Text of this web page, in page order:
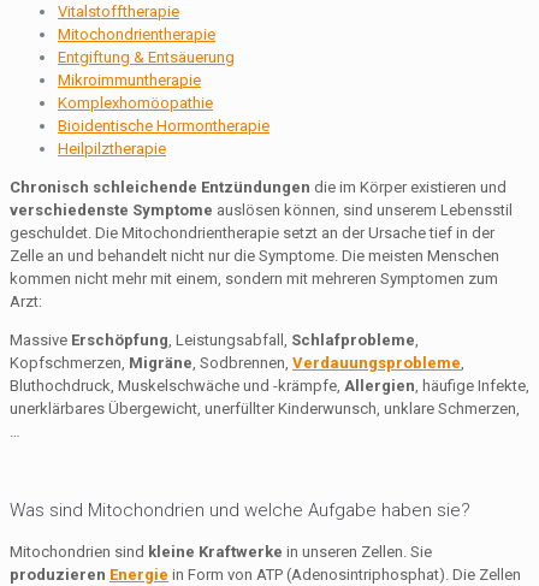
Vitalstofftherapie
Mitochondrientherapie
Entgiftung & Entsäuerung
Mikroimmuntherapie
Komplexhomöopathie
Bioidentische Hormontherapie
Heilpilztherapie
Chronisch schleichende Entzündungen die im Körper existieren und
verschiedenste Symptome auslösen können, sind unserem Lebensstil
geschuldet. Die Mitochondrientherapie setzt an der Ursache tief in der
Zelle an und behandelt nicht nur die Symptome. Die meisten Menschen
kommen nicht mehr mit einem, sondern mit mehreren Symptomen zum
Arzt:
Massive Erschöpfung , Leistungsabfall, Schlafprobleme
Kopfschmerzen, Migräne , Sodbrennen, Verdauungsprobleme
Bluthochdruck, Muskelschwäche und -krämpfe, Allergien , häufige Infekte,
unerklärbares Übergewicht, unerfüllter Kinderwunsch, unklare Schmerzen,
Was sind Mitochondrien und welche Aufgabe haben sie?
Mitochondrien sind kleine Kraftwerke in unseren Zellen. Sie
produzieren Energie in Form von ATP (Adenosintriphosphat). Die Zellen